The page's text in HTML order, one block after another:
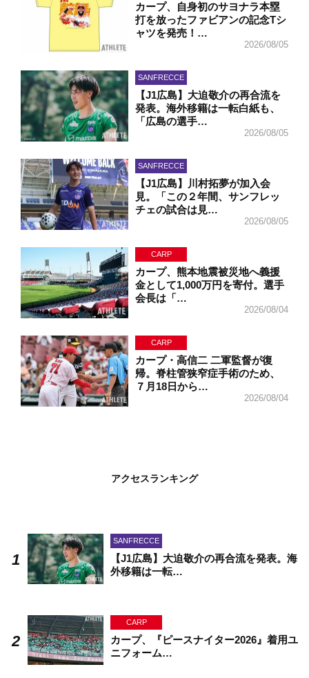
カープ、自身初のサヨナラ本塁
打を放ったファビアンの記念Tシ
ャツを発売！…
2026/08/05
SANFRECCE
【J1広島】大迫敬介の再合流を
発表。海外移籍は一転白紙も、
「広島の選手…
2026/08/05
SANFRECCE
【J1広島】川村拓夢が加入会
見。「この２年間、サンフレッ
チェの試合は見…
2026/08/05
CARP
カープ、熊本地震被災地へ義援
金として1,000万円を寄付。選手
会長は「…
2026/08/04
CARP
カープ・高信二 二軍監督が復
帰。脊柱管狭窄症手術のため、
７月18日から…
2026/08/04
アクセスランキング
SANFRECCE
【J1広島】大迫敬介の再合流を発表。海
外移籍は一転…
CARP
カープ、『ピースナイター2026』着用ユ
ニフォーム…